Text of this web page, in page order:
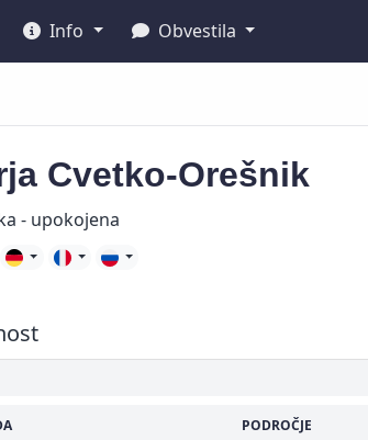
Info Obvestila
Cvetko-Orešnik
- upokojena
tujih jezikov
PODROČJE